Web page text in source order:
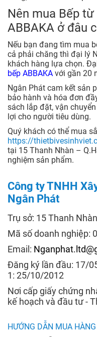
Nên mua Bếp
ABBAKA ở đâu
Nếu bạn đang tìm mua
cả phải chăng thì đại lý
khách hàng lựa chọn.
bếp ABBAKA với gần 20
Ngân Phát cam kết sản
bảo hành và hóa đơn
sách lắp đặt, vận
lợi cho người tiêu dùng.
Quý khách có thể mua
https://
tại 15 Thanh Nhàn –
nghiệm sản phẩm.
Công ty TNHH
Ngân Phát
Trụ sở: 15 Thanh
Mã số doanh nghiệp:
Email:
Đăng ký lần đầu: 17/
1: 25/10/2012
Nơi cấp giấy chứng
kế hoạch và đầu tư -
HƯỚNG DẪN MUA HÀNG